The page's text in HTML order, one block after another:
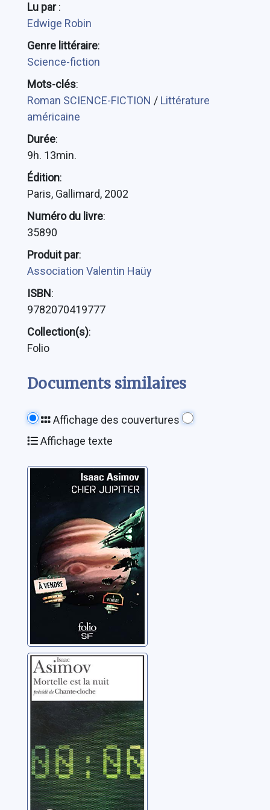
Lu par:
Edwige Robin
Genre littéraire:
Science-fiction
Mots-clés:
Roman SCIENCE-FICTION / Littérature
américaine
Durée:
9h. 13min.
Édition:
Paris, Gallimard, 2002
Numéro du livre:
35890
Produit par:
Association Valentin Haüy
ISBN:
9782070419777
Collection(s):
Folio
Documents similaires
Affichage des couvertures
Affichage texte
Cher Jupiter
Asimov, Isaac
Mortelle est la
nuit ; précédé de
Chante-cloche
Asimov, Isaac